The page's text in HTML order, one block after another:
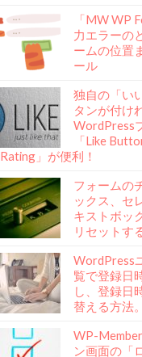
「MW WP
力エラーの
ームの位置
ール
独自の「い
タンが付け
WordPress
「Like
Rating」が便利！
フォームの
ックス、セ
キストボッ
リセットす
WordPress
覧で登録日
し、登録日
替える方法
WP-
ン画面の「